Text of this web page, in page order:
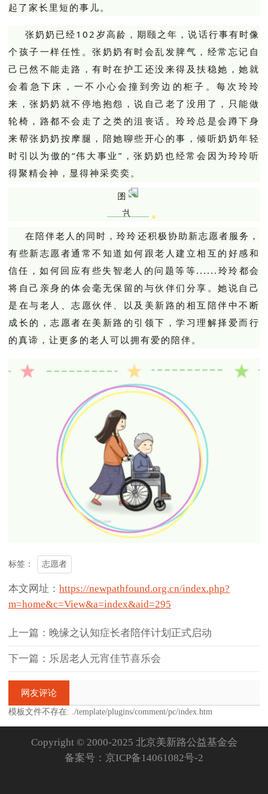
起了家长里短的事儿。
张奶奶已经102岁高龄，期颐之年，说话行事有时像
个孩子一样任性 。张奶奶有时会乱发脾气，经常忘记自
己已然不能走路，有时在护工还没来得及扶稳她，她就
会着急下床，一不小心会撞到旁边的柜子。每次玲玲
来，张奶奶就不停地抱怨，说自己老了没用了，只能做
轮椅，路都不会走了之类的沮丧话。玲玲总是会蹲下身
来帮张奶奶按摩腿，陪她聊些开心的事，倾听奶奶年轻
时引以为傲的“伟大事业”，张奶奶也经常会因为玲玲听
得聚精会神，显得神采奕奕。
在陪伴老人的同时，玲玲还积极协助新志愿者服务，
有些新志愿者通常不知道如何跟老人建立相互的好感和
信任，如何回应有些失智老人的问题等等......玲玲都会
将自己亲身的体会毫无保留的与伙伴们分享。她说自己
是在与老人、志愿伙伴、以及美新路的相互陪伴中不断
成长的，志愿者在美新路的引领下，学习理解择爱而行
的真谛，让更多的老人可以拥有爱的陪伴。
标签： 志愿者
本文网址： https://newpathfound.org.cn/index.php?
m=home&c=View&a=index&aid=295
上一篇：晚缘之认知症长者陪伴计划正式启动
下一篇：乐居老人元宵佳节喜乐会
网友评论
模板文件不存在: ./template/plugins/comment/pc/index.htm
Copyright © 2000-2025 北京美新路公益基金会
备案号： 京ICP备14061082号-2